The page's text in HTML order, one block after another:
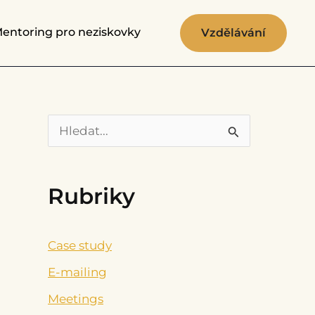
pro neziskovky Vzdělávání
l
d
a
t
Rubriky
Case study
E-mailing
Meetings